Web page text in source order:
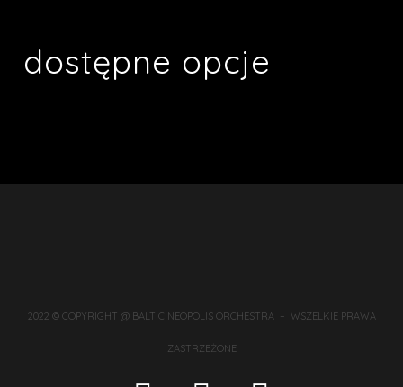
dostępne opcje
2022 © COPYRIGHT @ BALTIC NEOPOLIS ORCHESTRA – WSZELKIE PRAWA
ZASTRZEŻONE